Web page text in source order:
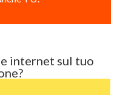
internet sul tuo